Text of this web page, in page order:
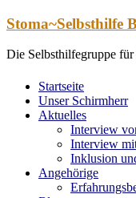
Zum
springen
Stoma~Selbsthilfe
Die Selbsthilfegruppe für
Startseite
Unser Schirmherr
Aktuelles
Interview
Interview
Inklusion
Angehörige